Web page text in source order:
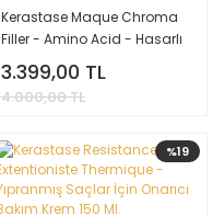
Kerastase Maque Chroma
Filler - Amino Acid - Hasarlı
ve Hasas Saçlar için Maske
200 Ml.
3.399,00 TL
4.000,00 TL
%19